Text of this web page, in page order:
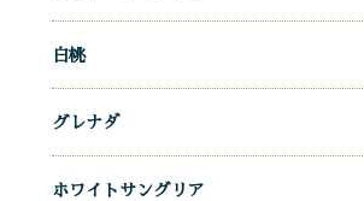
白桃
グレナダ
ホワイトサングリア